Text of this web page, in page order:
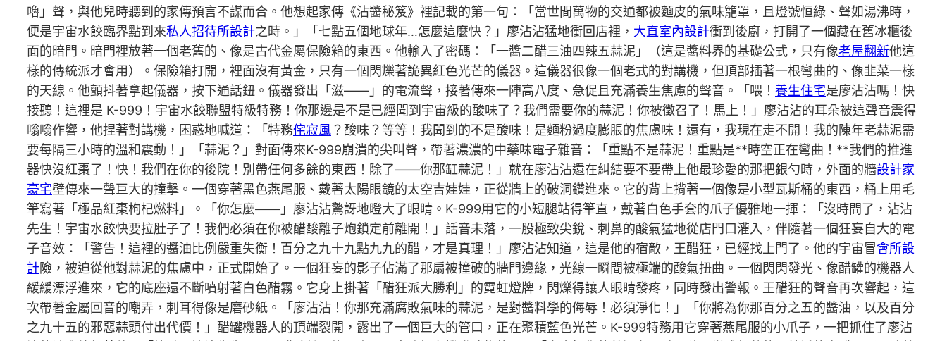
嚕」聲，與他兒時聽到的家傳預言不謀而合。他想起家傳《沾醬秘笈》裡記載的第一句：「當世間萬物的交通都被麵皮的氣味籠罩，且燈號恒綠、聲如湯沸時，
便是宇宙水餃臨界點到來私人招待所設計之時。」「七點五個地球年…怎麼這麼快？」廖沾沾猛地衝回店裡， 大直室內設計衝到後廚，打開了一個藏在舊冰櫃後
面的暗門。暗門裡放著一個老舊的、像是古代金屬保險箱的東西。他輸入了密碼：「一醬二醋三油四辣五蒜泥」（這是醬料界的基礎公式，只有像老屋翻新他這
樣的傳統派才會用）。保險箱打開，裡面沒有黃金，只有一個閃爍著詭異紅色光芒的儀器。這儀器很像一個老式的對講機，但頂部插著一根彎曲的、像韭菜一樣
的天線。他顫抖著拿起儀器，按下通話鈕。儀器發出「滋——」的電流聲，接著傳來一陣高八度、急促且充滿養生焦慮的聲音。「喂！ 養生住宅是廖沾沾嗎！快
接聽！這裡是 K-999！宇宙水餃聯盟特級特務！你那邊是不是已經聞到宇宙級的酸味了？我們需要你的蒜泥！你被徵召了！馬上！」廖沾沾的耳朵被這聲音震得
嗡嗡作響，他捏著對講機，困惑地喊道：「特務侘寂風？酸味？等等！我聞到的不是酸味！是麵粉過度膨脹的焦慮味！還有，我現在走不開！我的陳年老蒜泥需
要每隔三小時的溫和震動！」「蒜泥？」對面傳來K-999崩潰的尖叫聲，帶著濃濃的中藥味電子雜音：「重點不是蒜泥！重點是**時空正在彎曲！**我們的推進
器快沒紅棗了！快！我們在你的後院！別帶任何多餘的東西！除了——你那缸蒜泥！」就在廖沾沾還在糾結要不要帶上他最珍愛的那把銀勺時，外面的牆設計家
豪宅壁傳來一聲巨大的撞擊。一個穿著黑色燕尾服、戴著太陽眼鏡的太空吉娃娃，正從牆上的破洞鑽進來。它的背上揹著一個像是小型瓦斯桶的東西，桶上用毛
筆寫著「極品紅棗枸杞燃料」。「你怎麼——」廖沾沾驚訝地瞪大了眼睛。K-999用它的小短腿站得筆直，戴著白色手套的爪子優雅地一揮：「沒時間了，沾沾
先生！宇宙水餃快要拉肚子了！我們必須在你被醋酸離子炮鎖定前離開！」話音未落，一股極致尖銳、刺鼻的酸氣猛地從店門口灌入，伴隨著一個狂妄自大的電
子音效：「警告！這裡的醬油比例嚴重失衡！百分之九十九點九九的醋，才是真理！」廖沾沾知道，這是他的宿敵，王醋狂，已經找上門了。他的宇宙冒會所設
計險，被迫從他對蒜泥的焦慮中，正式開始了。一個狂妄的影子佔滿了那扇被撞破的牆門邊緣，光線一瞬間被極端的酸氣扭曲。一個閃閃發光、像醋罐的機器人
緩緩漂浮進來，它的底座還不斷噴射著白色醋霧。它身上掛著「醋狂派大勝利」的霓虹燈牌，閃爍得讓人眼睛發疼，同時發出警報。王醋狂的聲音再次響起，這
次帶著金屬回音的嘲弄，刺耳得像是磨砂紙。「廖沾沾！你那充滿腐敗氣味的蒜泥，是對醬料學的侮辱！必須淨化！」「你將為你那百分之五的醬油，以及百分
之九十五的邪惡蒜頭付出代價！」醋罐機器人的頂端裂開，露出了一個巨大的管口，正在聚積藍色光芒。K-999特務用它穿著燕尾服的小爪子，一把抓住了廖沾